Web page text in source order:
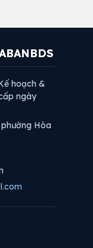
hoạch &
ngày
phường Hòa